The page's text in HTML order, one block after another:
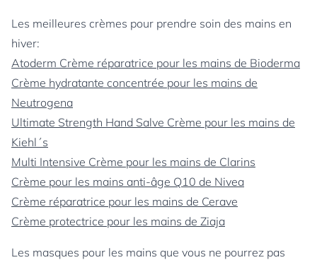
Les meilleures crèmes pour prendre soin des mains en
hiver:
Atoderm Crème réparatrice pour les mains de Bioderma
Crème hydratante concentrée pour les mains de
Neutrogena
Ultimate Strength Hand Salve Crème pour les mains de
Kiehl´s
Multi Intensive Crème pour les mains de Clarins
Crème pour les mains anti-âge Q10 de Nivea
Crème réparatrice pour les mains de Cerave
Crème protectrice pour les mains de Ziaja
Les masques pour les mains que vous ne pourrez pas